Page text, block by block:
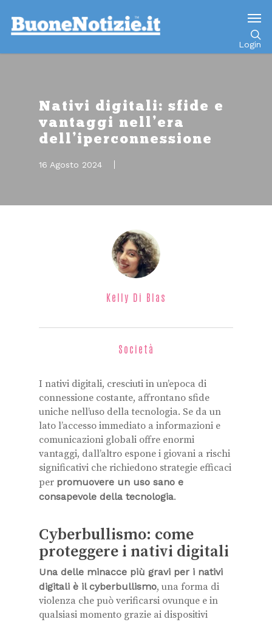
Login
Nativi digitali: sfide e
vantaggi nell’era
dell’iperconnessione
16 Agosto 2024
Kelly Di Blas
Società
I nativi digitali, cresciuti in un’epoca di
connessione costante, affrontano sfide
uniche nell’uso della tecnologia. Se da un
lato l’accesso immediato a informazioni e
comunicazioni globali offre enormi
vantaggi, dall’altro espone i giovani a rischi
significativi che richiedono strategie efficaci
per promuovere un uso sano e
consapevole della tecnologia.
Cyberbullismo: come
proteggere i nativi digitali
Una delle minacce più gravi per i nativi
digitali è il cyberbullismo, una forma di
violenza che può verificarsi ovunque e in
qualsiasi momento grazie ai dispositivi
Go to mobile version